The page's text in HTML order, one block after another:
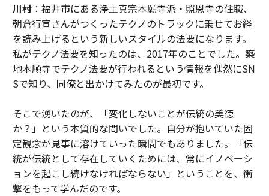
川村：福井市にある浄土真宗本願寺派・照恩寺の住職、
朝倉行宣さんがつくったテクノのトラックに乗せてお経
を読み上げるという新しいスタイルの法要になります。
私がテクノ法要を知ったのは、2017年のことでした。築
地本願寺でテクノ法要が行われるという情報を偶然にSN
Sで知り、同僚と出かけてみたのが最初です。
そこで湧いたのが、「変化しないことが伝統の美徳
か？」という本質的な問いでした。自分が抱いていた固
定観念が見事に溶けていった瞬間でもありました。「伝
統が伝統として存在していくためには、常にイノベーシ
ョンを起こし続けなければならない」ということを、衝
撃をもって学んだのです。